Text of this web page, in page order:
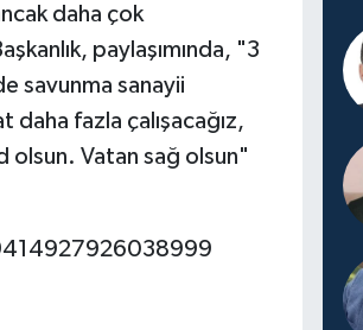
daha çok
paylaşımında, "3
savunma sanayii
daha fazla çalışacağız,
olsun. Vatan sağ olsun"